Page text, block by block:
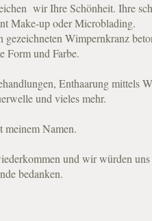
wir Ihre Schönheit. Ihre
Make-up oder Microblading.
Wimpernkranz
Form und Farbe.
Enthaarung mittels
und vieles mehr.
meinem Namen.
und wir würden
bedanken.